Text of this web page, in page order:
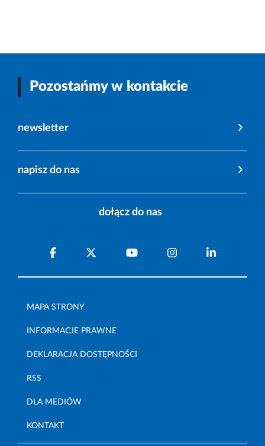
Pozostańmy w kontakcie
newsletter
napisz do nas
dołącz do nas
MAPA STRONY
INFORMACJE PRAWNE
DEKLARACJA DOSTĘPNOŚCI
RSS
DLA MEDIÓW
KONTAKT